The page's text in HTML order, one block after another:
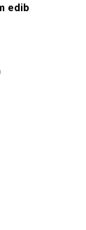
edib